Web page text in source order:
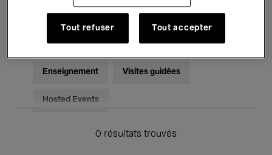
Pour tous Kids’ Palace
Enseignement Visites guidées
Hosted Events
0 résultats trouvés
Tout refuser Tout accepter